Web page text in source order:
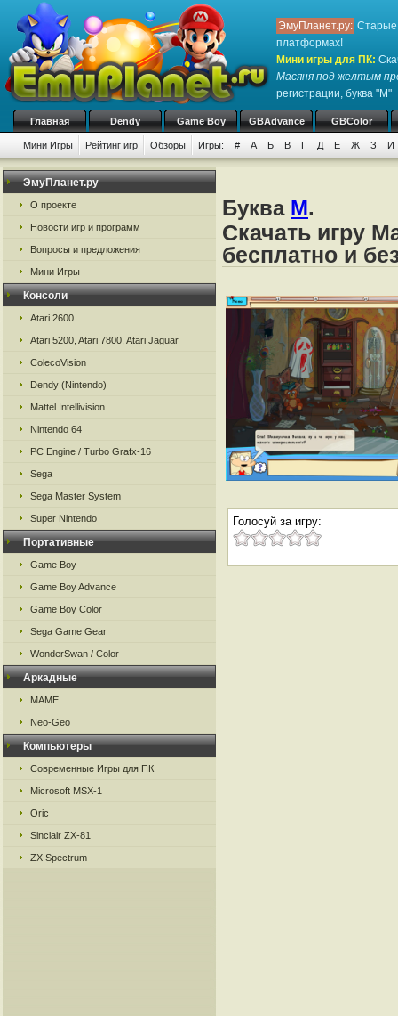
ЭмуПланет.ру: Старые
платформах!
Мини игры для ПК:
Масяня под желтым
регистрации, буква "М"
Главная Dendy Game Boy GBAdvance GBColor
Мини Игры Рейтинг игр Обзоры Игры: # А Б В Г Д Е Ж З И
ЭмуПланет.ру
О проекте
Новости игр и программ
Вопросы и предложения
Мини Игры
Консоли
Atari 2600
Atari 5200, Atari 7800, Atari Jaguar
ColecoVision
Dendy (Nintendo)
Mattel Intellivision
Nintendo 64
PC Engine / Turbo Grafx-16
Sega
Sega Master System
Super Nintendo
Портативные
Game Boy
Game Boy Advance
Game Boy Color
Sega Game Gear
WonderSwan / Color
Аркадные
MAME
Neo-Geo
Компьютеры
Современные Игры для ПК
Microsoft MSX-1
Oric
Sinclair ZX-81
ZX Spectrum
Буква М.
Скачать игру
бесплатно и
Голосуй за игру: